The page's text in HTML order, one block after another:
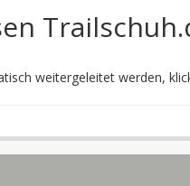
weitergeleitet werden,